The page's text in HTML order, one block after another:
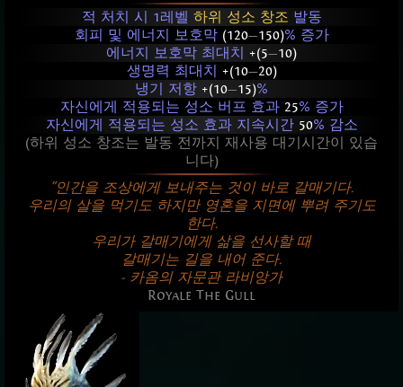
적 처치 시 1레벨 하위 성소 창조 발동
회피 및 에너지 보호막 (120—150)% 증가
에너지 보호막 최대치 +(5—10)
생명력 최대치 +(10—20)
냉기 저항 +(10—15)%
자신에게 적용되는 성소 버프 효과 25% 증가
자신에게 적용되는 성소 효과 지속시간 50% 감소
(하위 성소 창조는 발동 전까지 재사용 대기시간이 있습
니다)
"인간을 조상에게 보내주는 것이 바로 갈매기다.
우리의 살을 먹기도 하지만 영혼을 지면에 뿌려 주기도
한다.
우리가 갈매기에게 삶을 선사할 때
갈매기는 길을 내어 준다.
- 카옴의 자문관 라비앙가
Royale The Gull